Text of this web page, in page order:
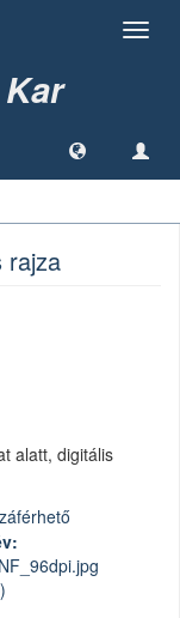
rajza
alatt, digitális